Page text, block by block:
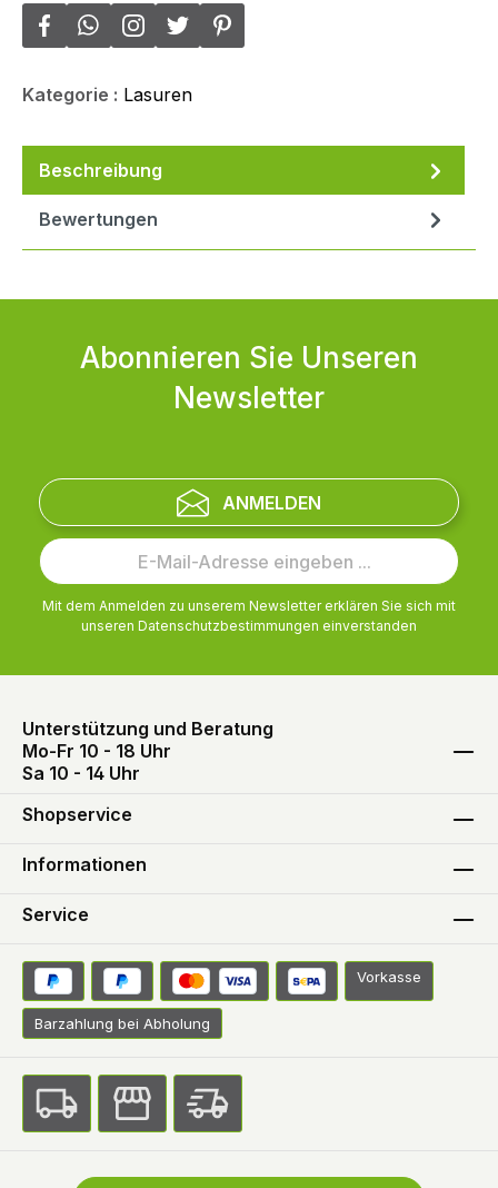
Kategorie : Lasuren
Beschreibung
Bewertungen
Abonnieren Sie Unseren
Newsletter
ANMELDEN
Mit dem Anmelden zu unserem Newsletter erklären Sie sich mit
unseren Datenschutzbestimmungen einverstanden
Unterstützung und Beratung
Mo-Fr 10 - 18 Uhr
Sa 10 - 14 Uhr
Shopservice
Informationen
Service
Vorkasse
Barzahlung bei Abholung